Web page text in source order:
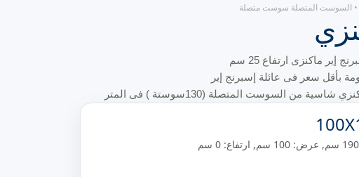
• السوست المتصلة سوست متصلة
إير ماكنزى ارتفاع 25 سم
بأقل سعر فى عائلة إسبرنج إير
مرتبة ماكنزي شاسية من السوست المتصلة (130سوستة ) فى المتر
الإحساس بالسوست نهائياً
من القماش المستورد عالى الجودة معالج ضد البكتيريا